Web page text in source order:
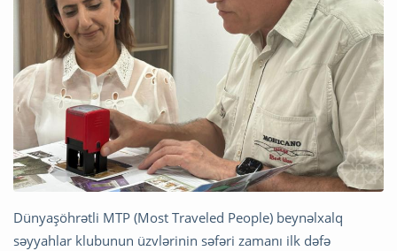
Dünyaşöhrətli MTP (Most Traveled People) beynəlxalq
səyyahlar klubunun üzvlərinin səfəri zamanı ilk dəfə